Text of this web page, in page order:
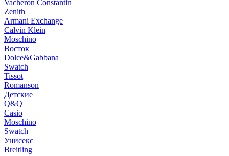
Vacheron Constantin
Zenith
Armani Exchange
Calvin Klein
Moschino
Восток
Dolce&Gabbana
Swatch
Tissot
Romanson
Детские
Q&Q
Casio
Moschino
Swatch
Унисекс
Breitling